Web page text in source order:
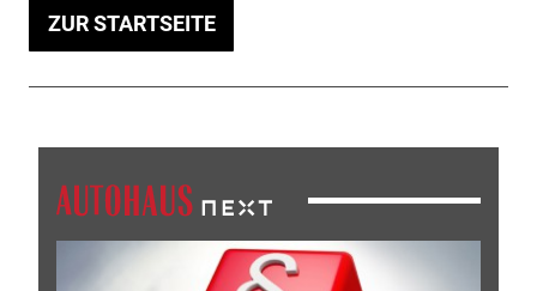
ZUR STARTSEITE